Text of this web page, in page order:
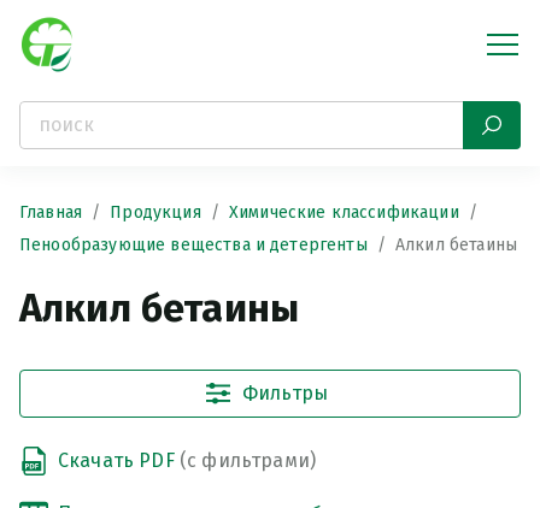
Главная Продукция
Химические классификации
Пенообразующие вещества и детергенты
Алкил бетаины
Алкил бетаины
Фильтры
Скачать PDF (с фильтрами)